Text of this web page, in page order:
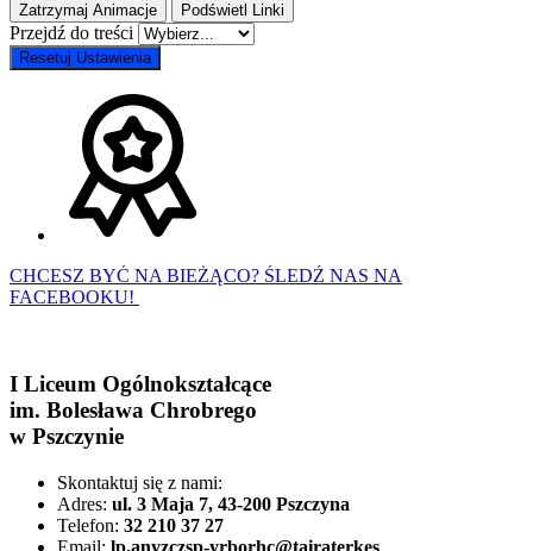
Zatrzymaj Animacje Podświetl Linki
Przejdź do treści
Resetuj Ustawienia
CHCESZ BYĆ NA BIEŻĄCO? ŚLEDŹ NAS NA
FACEBOOKU!
I Liceum Ogólnokształcące
im. Bolesława Chrobrego
w Pszczynie
Skontaktuj się z nami:
Adres: ul. 3 Maja 7, 43-200 Pszczyna
Telefon: 32 210 37 27
Email: lp.anyzczsp-yrborhc@tairaterkes